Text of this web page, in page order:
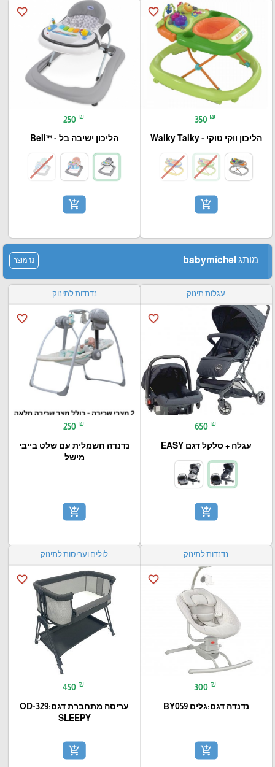
favorite_border
350 ₪
הליכון ווקי טוקי - Walky Talky
add_shopping_cart
favorite_border
250 ₪
הליכון ישיבה בל - ™Bell
add_shopping_cart
מותג babymichel 13 מוצר
עגלות תינוק
favorite_border
650 ₪
עגלה + סלקל דגם EASY
add_shopping_cart
נדנדות לתינוק
favorite_border
250 ₪
נדנדה חשמלית עם שלט בייבי
מישל
add_shopping_cart
נדנדות לתינוק
favorite_border
300 ₪
נדנדה דגם:גלים BY059
add_shopping_cart
לולים ועריסות לתינוק
favorite_border
450 ₪
עריסה מתחברת דגם:OD-329
SLEEPY
add_shopping_cart